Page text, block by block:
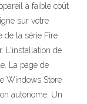
à faible coût
sur votre
de la série Fire
L'installation de
La page de
Windows Store
autonome. Un